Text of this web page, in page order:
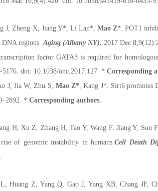
J, Zheng X, Jiang Y*, Li Lan*, Mao Z*. POT1
DNA regions.Aging (Albany NY). 2017 Dec
factor GATA3 is required for
doi: 10.1038/onc.2017.127. * Corresponding
J, Jia W, Zhu S, Mao Z*, Kang J*. Sirt6 promotes
* Corresponding authors.
H, Xu Z, Zhang H, Tao Y, Wang F, Jiang Y, Sun
of genomic instability in humans.Cell Death
Huang Z, Yang Q, Gao J, Yang XB, Chang JF,